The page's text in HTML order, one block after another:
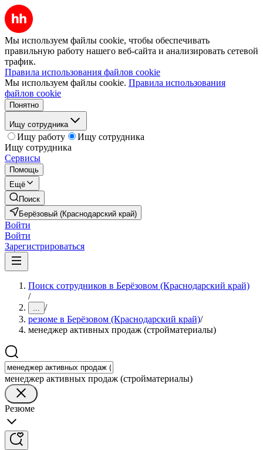
Мы используем файлы cookie, чтобы обеспечивать
правильную работу нашего веб-сайта и анализировать сетевой
трафик.
Правила использования файлов cookie
Мы используем файлы cookie. Правила использования
файлов cookie
Понятно
Ищу сотрудника
Ищу работу
Ищу сотрудника
Ищу сотрудника
Сервисы
Помощь
Ещё
Поиск
Берёзовый (Краснодарский край)
Войти
Войти
Зарегистрироваться
Поиск сотрудников в Берёзовом (Краснодарский край)
/
... /
резюме в Берёзовом (Краснодарский край)/
менеджер активных продаж (стройматериалы)
менеджер активных продаж (стройматериалы)
Резюме